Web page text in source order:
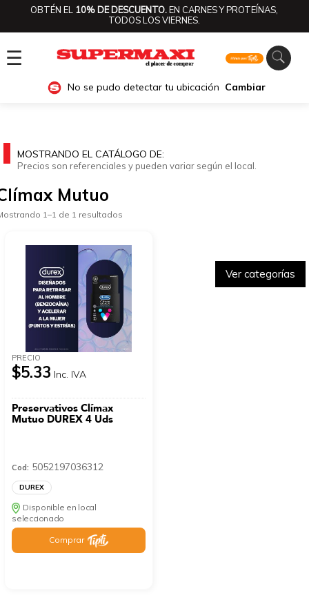
OBTÉN EL 10% DE DESCUENTO.EN CARNES Y PROTEÍNAS,
TODOS LOS VIERNES.
☰
No se pudo detectar tu ubicación Cambiar
Ver categorías
MOSTRANDO EL CATÁLOGO DE:
Precios son referenciales y pueden variar según el local.
Mutuo
1–1 de 1 resultados
PRECIO
$5.33 Inc. IVA
Preservativos Clímax
Mutuo DUREX 4 Uds
Cod: 5052197036312
DUREX
Disponible en local
seleccionado
Comprar